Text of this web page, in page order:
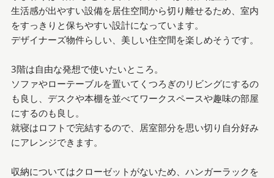
生活感が出やすい設備を居住空間から切り離せるため、室内
をすっきりと保ちやすい設計になっています。
デザイナーズ物件らしい、美しい住空間を楽しめそうです。
3階は自由な発想で使いたいところ。
ソファやローテーブルを置いてくつろぎのリビングにするの
も良し、デスクや本棚を並べてワークスペースや趣味の部屋
にするのも良し。
就寝はロフトで完結するので、居室部分を思い切り自分好み
にアレンジできます。
収納についてはクローゼットがないため、ハンガーラックを